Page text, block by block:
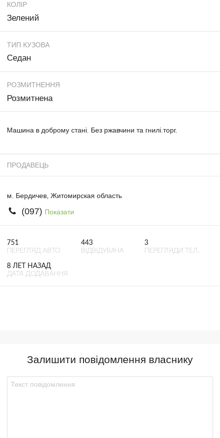
КОЛІР
Зелений
ТИП КУЗОВА
Седан
РОЗМИТНЕННЯ
Розмитнена
Машина в доброму стані. Без ржавчини та гнилі.торг.
ПРОДАВЕЦЬ
м. Бердичев, Житомирская область
(097) Показати
751
ПЕРЕГЛЯД АВТО
443
ВІДВІДУВАЧА
3
ПЕРЕГЛЯДИ ТЕЛ.
8 ЛЕТ НАЗАД
ДАТА ДОДАВАННЯ
Залишити повідомлення власнику